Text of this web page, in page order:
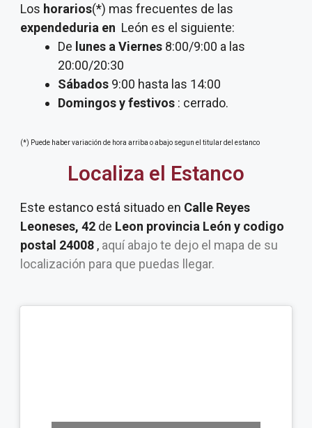
Los horarios(*) mas frecuentes de las
expendeduria en León es el siguiente:
De lunes a Viernes 8:00/9:00 a las
20:00/20:30
Sábados 9:00 hasta las 14:00
Domingos y festivos : cerrado.
(*) Puede haber variación de hora arriba o abajo segun el titular del estanco
Localiza el Estanco
Este estanco está situado en Calle Reyes
Leoneses, 42 de Leon provincia León y codigo
postal 24008 , aquí abajo te dejo el mapa de su
localización para que puedas llegar.